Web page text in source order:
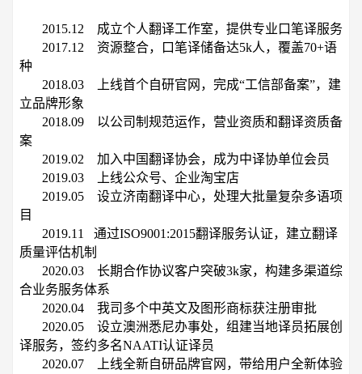
2015.12 成立个人翻译工作室，提供专业口笔译服务
2017.12 资源整合，口笔译储备达5k人，覆盖70+语
种
2018.03 上线首个自研官网，完成“工信部备案”，建
立品牌形象
2018.09 以公司制规范运作，营业资质和翻译资质备
案
2019.02 加入中国翻译协会，成为中译协单位会员
2019.03 上线公众号、企业淘宝店
2019.05 设立济南翻译中心，处理大批量复杂多语项
目
2019.11 通过ISO9001:2015翻译服务认证，建立翻译
质量评估机制
2020.03 长期合作协议客户突破3k家，构建多渠道综
合业务服务体系
2020.04 我司多个中英文及图形商标获注册审批
2020.05 设立澳洲悉尼办事处，组建当地译员拓展创
译服务，签约多名NAATI认证译员
2020.07 上线全新自研品牌官网，带给用户全新体验